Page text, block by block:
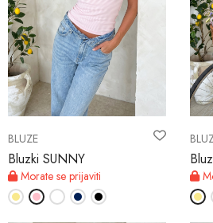
BLUZE
Bluzki SUNNY
Morate se prijaviti